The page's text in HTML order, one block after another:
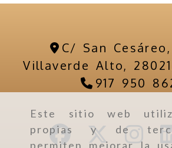
Este sitio web
propias y de
permiten mejorar la
C/ San
Villaverde Alto,
917 950